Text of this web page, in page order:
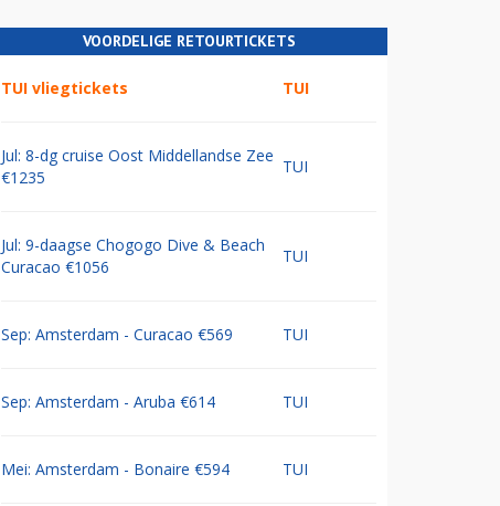
VOORDELIGE RETOURTICKETS
TUI vliegtickets TUI
Jul: 8-dg cruise Oost Middellandse Zee
€1235
TUI
Jul: 9-daagse Chogogo Dive & Beach
Curacao €1056
TUI
Sep: Amsterdam - Curacao €569 TUI
Sep: Amsterdam - Aruba €614 TUI
Mei: Amsterdam - Bonaire €594 TUI